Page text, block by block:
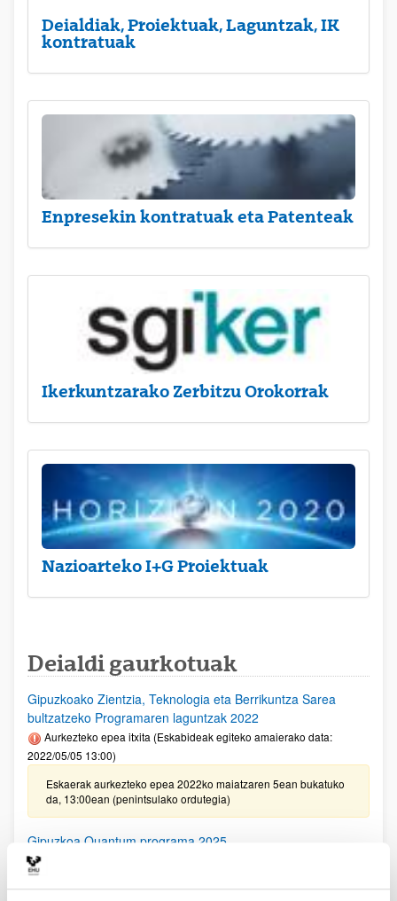
Deialdiak, Proiektuak, Laguntzak, IK
kontratuak
Enpresekin kontratuak eta Patenteak
Ikerkuntzarako Zerbitzu Orokorrak
Nazioarteko I+G Proiektuak
Deialdi gaurkotuak
Gipuzkoako Zientzia, Teknologia eta Berrikuntza Sarea
bultzatzeko Programaren laguntzak 2022
Aurkezteko epea itxita (Eskabideak egiteko amaierako data:
2022/05/05 13:00)
Eskaerak aurkezteko epea 2022ko maiatzaren 5ean bukatuko
da, 13:00ean (penintsulako ordutegia)
Gipuzkoa Quantum programa 2025
2025/06/02 13:00)